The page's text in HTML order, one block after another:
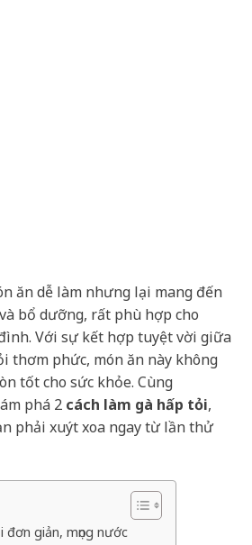
ăn dễ làm nhưng lại mang đến
bổ dưỡng, rất phù hợp cho
Với sự kết hợp tuyệt vời giữa
thơm phức, món ăn này không
tốt cho sức khỏe. Cùng
phá 2 cách làm gà hấp tỏi,
phải xuýt xoa ngay từ lần thử
giản, mọng nước